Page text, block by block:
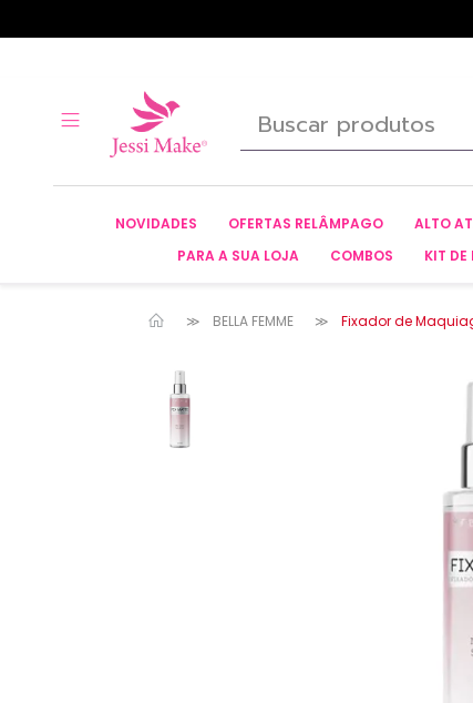
NOVIDADES OFERTAS RELÂMPAGO ALTO
PARA A SUA LOJA
COMBOS KIT DE
BELLA FEMME Fixador de